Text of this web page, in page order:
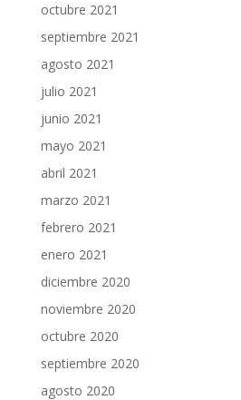
octubre 2021
septiembre 2021
agosto 2021
julio 2021
junio 2021
mayo 2021
abril 2021
marzo 2021
febrero 2021
enero 2021
diciembre 2020
noviembre 2020
octubre 2020
septiembre 2020
agosto 2020